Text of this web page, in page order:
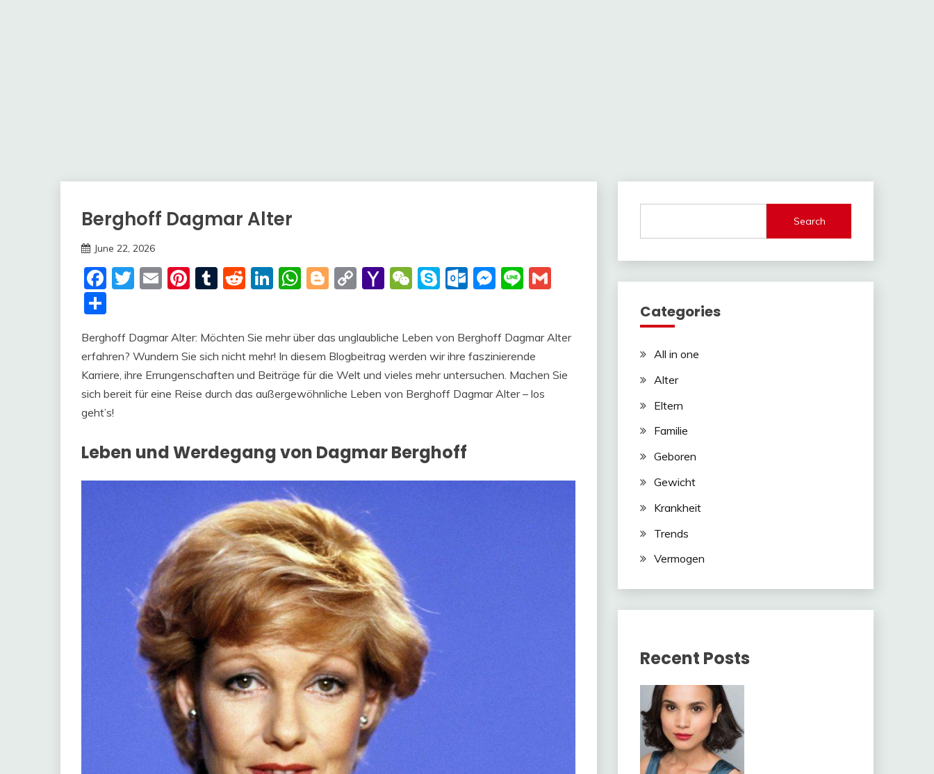
Trends
Berghoff Dagmar Alter
June 22, 2026
Facebook
Twitter
EmailPinterest
Tumblr
Reddit
LinkedIn
WhatsApp
Blogger
CopyYahoo
WeChat
SkypeOutlook.com
Messenger
Line
Berghoff Dagmar Alter: Möchten Sie mehr über das unglaubliche Leben von Berghoff Dagmar Alter
erfahren? Wundern Sie sich nicht mehr! In diesem Blogbeitrag werden wir ihre faszinierende
Karriere, ihre Errungenschaften und Beiträge für die Welt und vieles mehr untersuchen. Machen Sie
sich bereit für eine Reise durch das außergewöhnliche Leben von Berghoff Dagmar Alter – los
geht’s!
Leben und Werdegang von Dagmar Berghoff
Search
Categories
All in one
Alter
Eltern
Familie
Geboren
Gewicht
Krankheit
Trends
Vermogen
Recent Posts